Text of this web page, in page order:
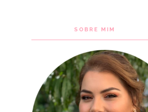
SOBRE MIM